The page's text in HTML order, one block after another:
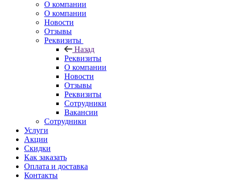
О компании
О компании
Новости
Отзывы
Реквизиты
Назад
Реквизиты
О компании
Новости
Отзывы
Реквизиты
Сотрудники
Вакансии
Сотрудники
Услуги
Акции
Скидки
Как заказать
Оплата и доставка
Контакты